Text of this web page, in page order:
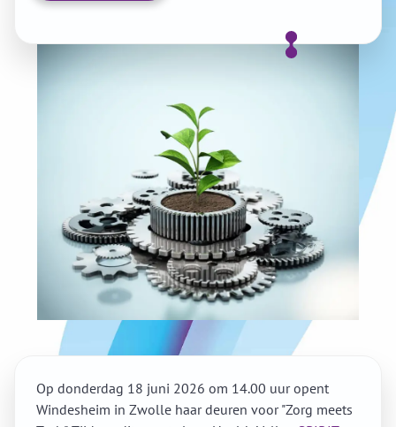
Op donderdag 18 juni 2026 om 14.00 uur opent
Windesheim in Zwolle haar deuren voor "Zorg meets